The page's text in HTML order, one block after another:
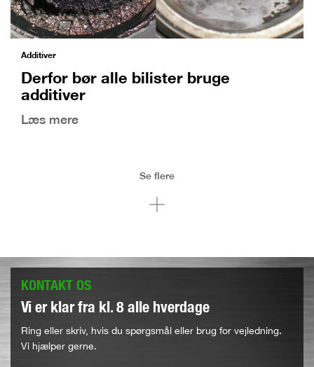
Additiver
Derfor bør alle bilister bruge
additiver
Læs mere
Se flere
KONTAKT OS
Vi er klar fra kl. 8 alle hverdage
Ring eller skriv, hvis du spørgsmål eller brug for vejledning.
Vi hjælper gerne.